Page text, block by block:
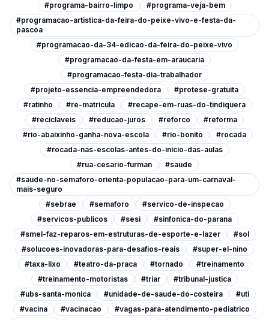
#programa-bairro-limpo
#programa-veja-bem
#programacao-artistica-da-feira-do-peixe-vivo-e-festa-da-
pascoa
#programacao-da-34-edicao-da-feira-do-peixe-vivo
#programacao-da-festa-em-araucaria
#programacao-festa-dia-trabalhador
#projeto-essencia-empreendedora
#protese-gratuita
#ratinho
#re-matricula
#recape-em-ruas-do-tindiquera
#reciclaveis
#reducao-juros #reforco
#reforma
#rio-abaixinho-ganha-nova-escola
#rio-bonito
#rocada
#rocada-nas-escolas-antes-do-inicio-das-aulas
#rua-cesario-furman
#saude
#saude-no-semaforo-orienta-populacao-para-um-carnaval-
mais-seguro
#sebrae
#semaforo
#servico-de-inspecao
#servicos-publicos
#sesi
#sinfonica-do-parana
#smel-faz-reparos-em-estruturas-de-esporte-e-lazer
#sol
#solucoes-inovadoras-para-desafios-reais
#super-el-nino
#taxa-lixo
#teatro-da-praca #tornado
#treinamento
#treinamento-motoristas
#triar
#tribunal-justica
#ubs-santa-monica
#unidade-de-saude-do-costeira
#uti
#vacina
#vacinacao
#vagas-para-atendimento-pediatrico